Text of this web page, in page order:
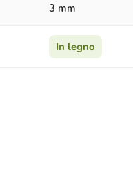
3 mm
In legno